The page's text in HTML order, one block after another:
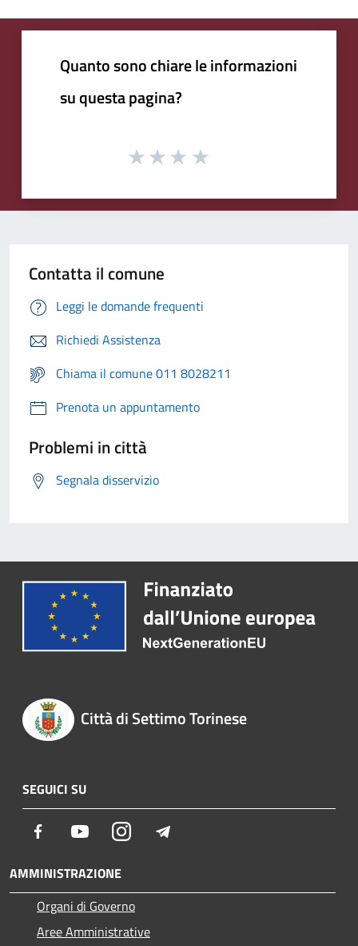
Quanto sono chiare le informazioni
su questa pagina?
Contatta il comune
Leggi le domande frequenti
Richiedi Assistenza
Chiama il comune 011 8028211
Prenota un appuntamento
Problemi in città
Segnala disservizio
Città di Settimo Torinese
SEGUICI SU
Facebook YoutubeInstagram
AMMINISTRAZIONE
Organi di Governo
Aree Amministrative